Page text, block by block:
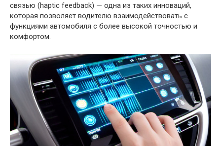
связью (haptic feedback) — одна из таких инноваций,
которая позволяет водителю взаимодействовать с
функциями автомобиля с более высокой точностью и
комфортом.